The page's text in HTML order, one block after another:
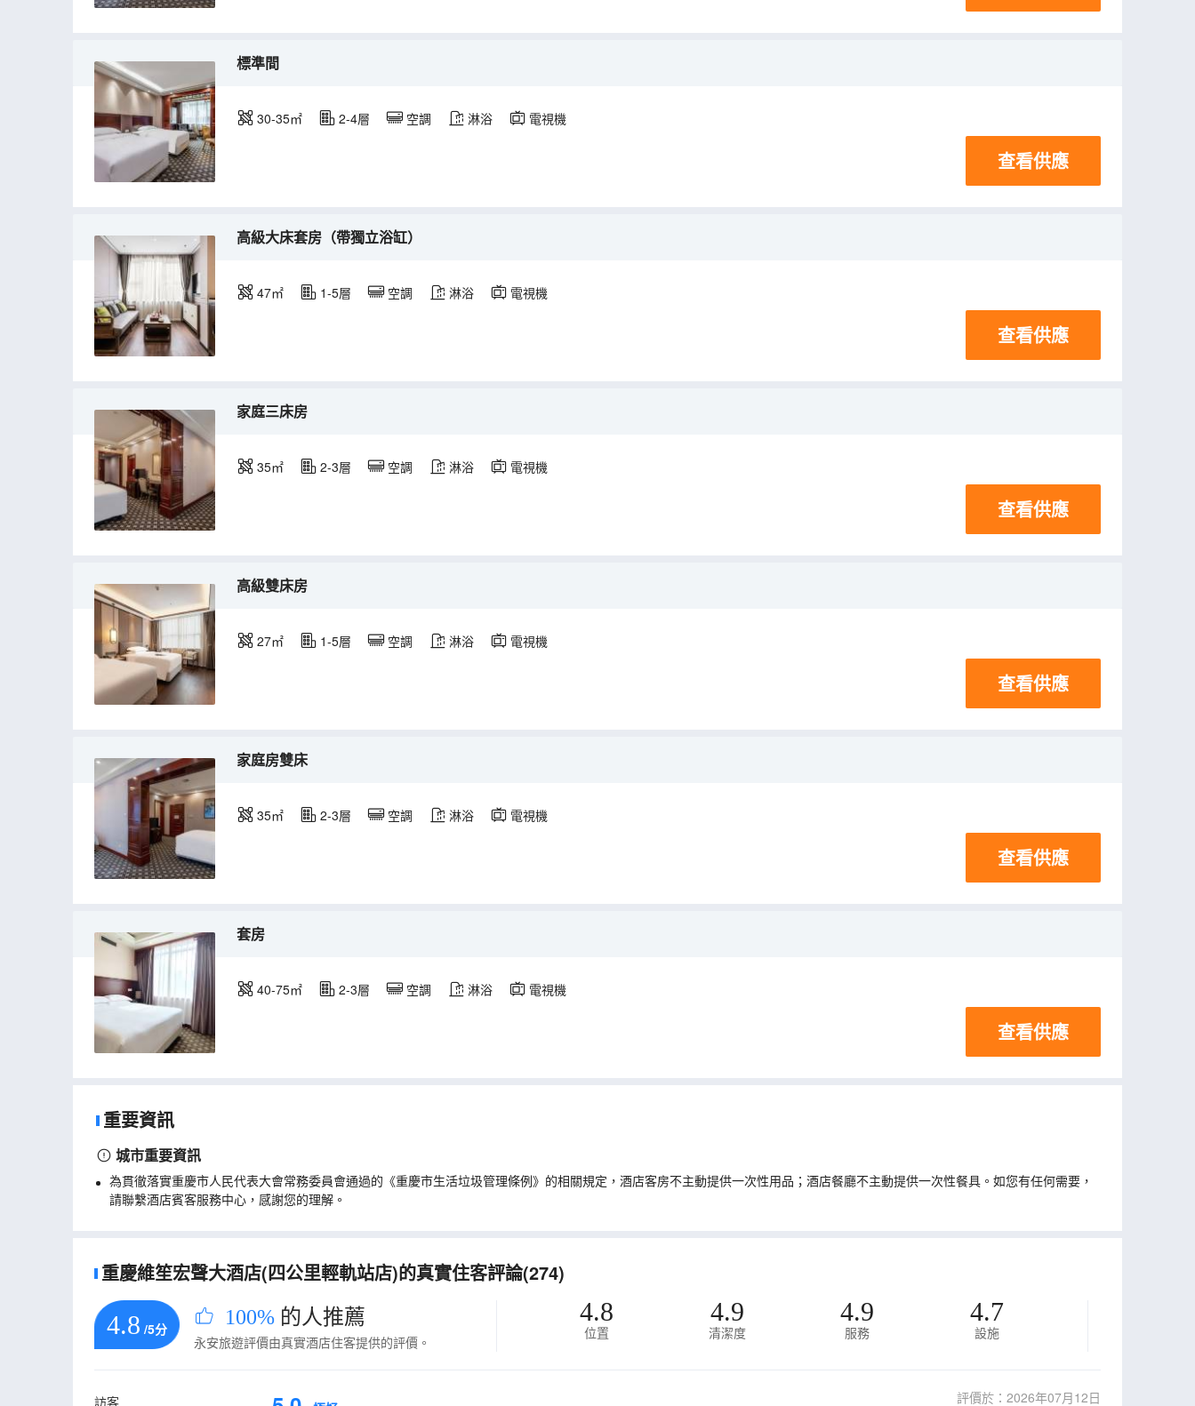
標準間
30-35㎡ 2-4層 空調 淋浴 電視機
查看供應
高級大床套房（帶獨立浴缸）
47㎡ 1-5層 空調 淋浴 電視機
查看供應
家庭三床房
35㎡ 2-3層 空調 淋浴 電視機
查看供應
高級雙床房
27㎡ 1-5層 空調 淋浴 電視機
查看供應
家庭房雙床
35㎡ 2-3層 空調 淋浴 電視機
查看供應
套房
40-75㎡ 2-3層 空調 淋浴 電視機
查看供應
重要資訊
城市重要資訊
為貫徹落實重慶市人民代表大會常務委員會通過的《重慶市生活垃圾管理條例》的相關規定，酒店客房不主動提供一次性用品；酒店餐廳不主動提供一次性餐具。如您有任何需要，
請聯繫酒店賓客服務中心，感謝您的理解。
重慶維笙宏聲大酒店(四公里輕軌站店)的真實住客評論(274)
4.8 /5分 100% 的人推薦
永安旅遊評價由真實酒店住客提供的評價。
4.8
位置
4.9
清潔度
4.9
服務
4.7
設施
訪客 評價於：2026年07月12日